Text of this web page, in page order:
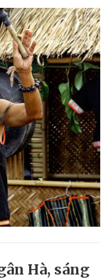
Hà, sáng